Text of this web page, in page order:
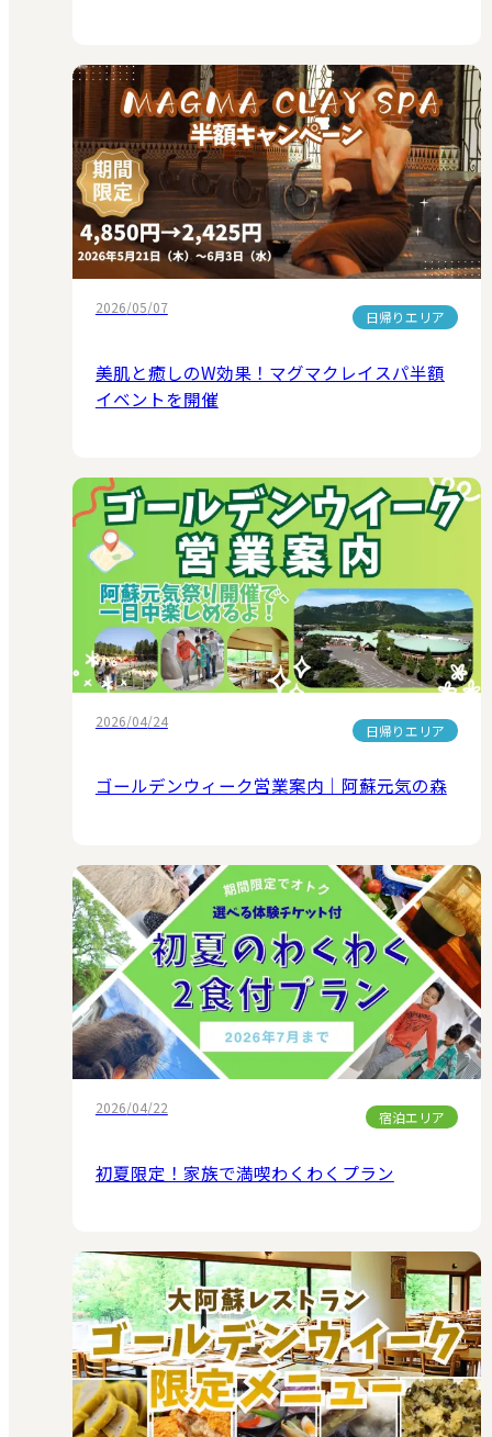
2026/05/07
日帰りエリア
美肌と癒しのW効果！マグマクレイスパ半額
イベントを開催
2026/04/24
日帰りエリア
ゴールデンウィーク営業案内｜阿蘇元気の森
2026/04/22
宿泊エリア
初夏限定！家族で満喫わくわくプラン